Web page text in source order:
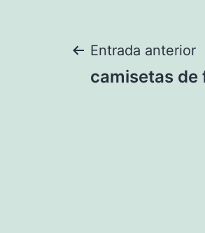
Entrada anterior
camisetas de